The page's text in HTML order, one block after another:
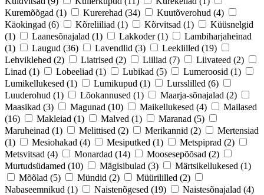
Kuremõõgad (1) Kurerehad (34) Kuutõverohud (4)
Käokingad (6) Kõreliiliad (1) Kõrvitsad (1)
Küüsnelgid
(1)
Laanesõnajalad (1) Lakkoder (1)
Lambiharjaheinad
(1)
Laugud (36) Lavendlid (3) Leeklilled (19)
Lehviklehed (2) Liatrised (2) Liiliad (7) Liivateed (2)
Linad (1) Lobeeliad (1) Lubikad (5) Lumeroosid (1)
Lumikellukesed (1) Lumikupud (1) Lursslilled (6)
Luuderohud (1) Lõokannused (1) Maarja-sõnajalad (2)
Maasikad (3) Magunad (10) Maikellukesed (4)
Mailased
(16)
Makleiad (1) Malved (1) Maranad (5)
Maruheinad (1) Melittised (2) Merikannid (2)
Mertensiad
(1)
Mesiohakad (4) Mesiputked (1) Metspiprad (2)
Metsvitsad (4) Monardad (14) Moosesepõõsad (2)
Murtudsüdamed (10) Mägisibulad (3) Märtsikellukesed (1)
Mõõlad (5) Mündid (2) Müürililled (2)
Nabaseemnikud (1) Naistenõgesed (19) Naistesõnajalad (4)